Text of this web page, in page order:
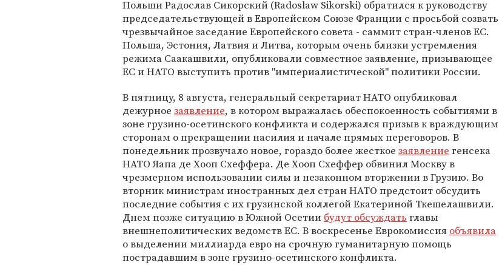
Польши Радослав Сикорский (Radoslaw Sikorski) обратился к руководству
председательствующей в Европейском Союзе Франции с просьбой созвать
чрезвычайное заседание Европейского совета - саммит стран-членов ЕС.
Польша, Эстония, Латвия и Литва, которым очень близки устремления
режима Саакашвили, опубликовали совместное заявление, призывающее
ЕС и НАТО выступить против "империалистической" политики России.
В пятницу, 8 августа, генеральный секретариат НАТО опубликовал
дежурное заявление, в котором выражалась обеспокоенность событиями в
зоне грузино-осетинского конфликта и содержался призыв к враждующим
сторонам о прекращении насилия и начале прямых переговоров. В
понедельник прозвучало новое, гораздо более жесткое заявление генсека
НАТО Яапа де Хооп Схеффера. Де Хооп Схеффер обвинил Москву в
чрезмерном использовании силы и незаконном вторжении в Грузию. Во
вторник министрам иностранных дел стран НАТО предстоит обсудить
последние события с их грузинской коллегой Екатериной Ткешелашвили.
Днем позже ситуацию в Южной Осетии будут обсуждать главы
внешнеполитических ведомств ЕС. В воскресенье Еврокомиссия объявила
о выделении миллиарда евро на срочную гуманитарную помощь
пострадавшим в зоне грузино-осетинского конфликта.